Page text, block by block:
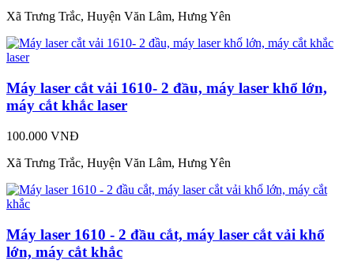
Xã Trưng Trắc, Huyện Văn Lâm, Hưng Yên
Máy laser cắt vải 1610- 2 đầu, máy laser khổ lớn,
máy cắt khắc laser
100.000 VNĐ
Xã Trưng Trắc, Huyện Văn Lâm, Hưng Yên
Máy laser 1610 - 2 đầu cắt, máy laser cắt vải khổ
lớn, máy cắt khắc